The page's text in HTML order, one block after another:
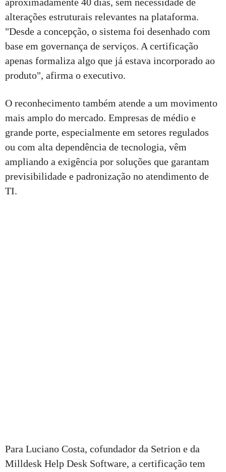
alterações estruturais relevantes na plataforma.
"Desde a concepção, o sistema foi desenhado com
base em governança de serviços. A certificação
apenas formaliza algo que já estava incorporado ao
produto", afirma o executivo.
O reconhecimento também atende a um movimento
mais amplo do mercado. Empresas de médio e
grande porte, especialmente em setores regulados
ou com alta dependência de tecnologia, vêm
ampliando a exigência por soluções que garantam
previsibilidade e padronização no atendimento de
TI.
Para Luciano Costa, cofundador da Setrion e da
Milldesk Help Desk Software, a certificação tem